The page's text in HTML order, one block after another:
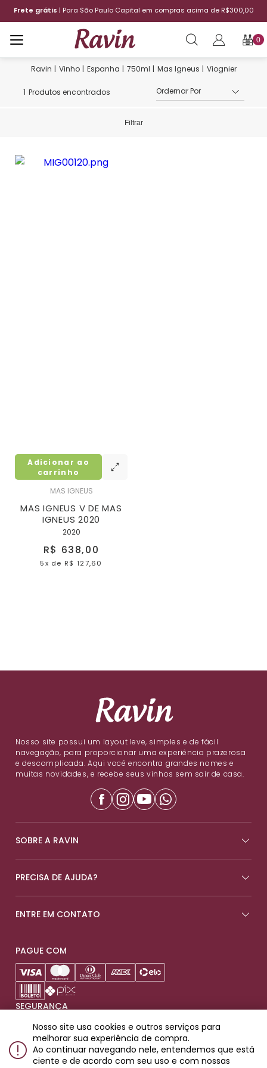
Frete grátis | Para São Paulo Capital em compras acima de R$300,00
0
Vinho Espanha 750ml Mas Igneus Viognier
1 Produtos encontrados
Filtrar
MAS IGNEUS
MAS IGNEUS V DE MAS
IGNEUS 2020
2020
R$ 638,00
5x de R$ 127,60
Adicionar ao
carrinho
Nosso site possui um layout leve, simples e de fácil
navegação, para proporcionar uma experiência prazerosa
e descomplicada. Aqui você encontra grandes nomes e
muitas novidades, e recebe seus vinhos sem sair de casa.
SOBRE A RAVIN
PRECISA DE AJUDA?
ENTRE EM CONTATO
PAGUE COM
SEGURANÇA
Nosso site usa cookies e outros serviços para
melhorar sua experiência de compra.
Ao continuar navegando nele, entendemos que está
ciente e de acordo com seu uso e com nossas